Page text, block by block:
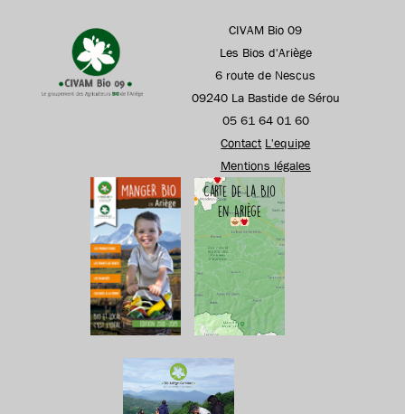
CIVAM Bio 09
Les Bios d'Ariège
6 route de Nescus
09240 La Bastide de Sérou
05 61 64 01 60
Contact L'equipe
Mentions légales
Carte de la Bio
en Ariège